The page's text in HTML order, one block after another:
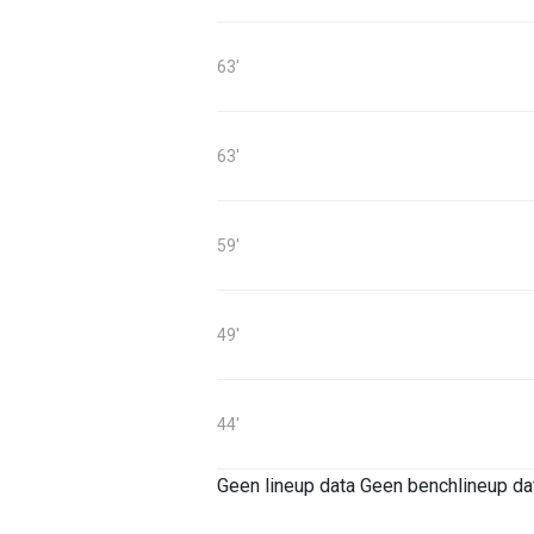
63'
63'
59'
49'
44'
Geen lineup data Geen benchlineup